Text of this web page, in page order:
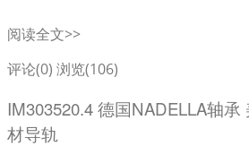
阅读全文>>
评论(0) 浏览(106)
IM303520.4 德国NADELLA轴
材导轨